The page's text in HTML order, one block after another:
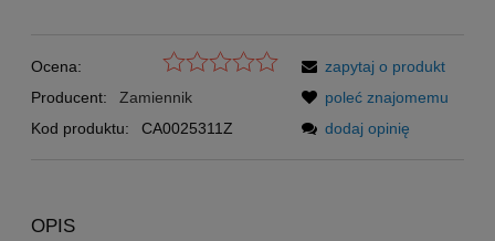
Ocena:
Producent:
Zamiennik
Kod produktu:
CA0025311Z
zapytaj o produkt
poleć znajomemu
dodaj opinię
OPIS